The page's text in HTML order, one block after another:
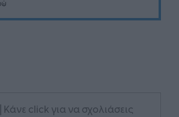
| Κάνε click για να σχολιάσεις